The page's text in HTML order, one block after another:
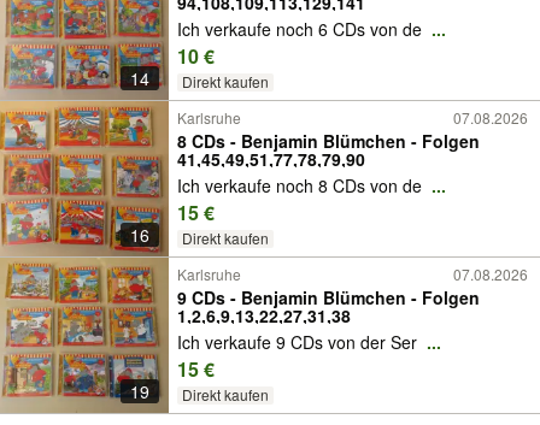
14
Ich verkaufe noch 6 CDs von de ...
10 €
Direkt kaufen
16
Karlsruhe 07.08.2026
8 CDs - Benjamin Blümchen - Folgen
41,45,49,51,77,78,79,90
Ich verkaufe noch 8 CDs von de ...
15 €
Direkt kaufen
19
Karlsruhe 07.08.2026
9 CDs - Benjamin Blümchen - Folgen
1,2,6,9,13,22,27,31,38
Ich verkaufe 9 CDs von der Ser ...
15 €
Direkt kaufen